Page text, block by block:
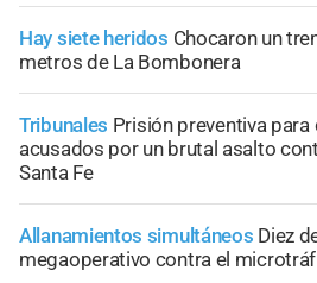
Hay siete heridos Chocaron un
metros de La Bombonera
Tribunales Prisión preventiva
acusados por un brutal asalto
Santa Fe
Allanamientos simultáneos Diez
megaoperativo contra el